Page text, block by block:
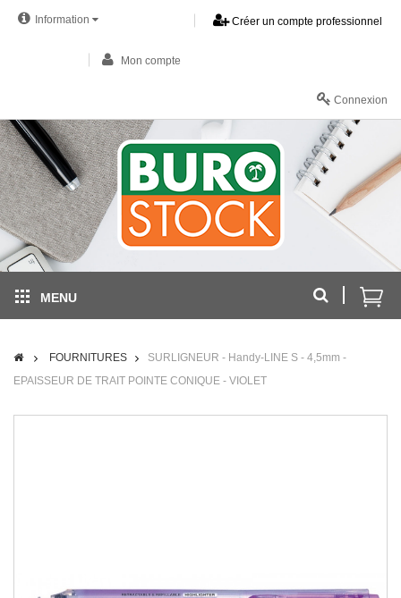
Information Créer un compte professionnel
Mon compte
Connexion
MENU
FOURNITURES
SURLIGNEUR - Handy-LINE S - 4,5mm -
EPAISSEUR DE TRAIT POINTE CONIQUE - VIOLET